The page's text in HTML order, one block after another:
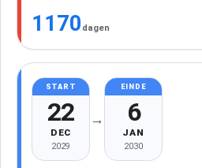
1170 dagen
START
22
DEC
2029
→
EINDE
6
JAN
2030